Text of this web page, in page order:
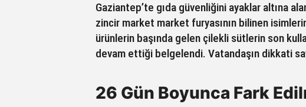
Gaziantep’te gıda güvenliğini ayaklar altına
zincir market market furyasının bilinen
ürünlerin başında gelen çilekli sütlerin son
devam ettiği belgelendi. Vatandaşın dikkati
26 Gün Boyunca Fark